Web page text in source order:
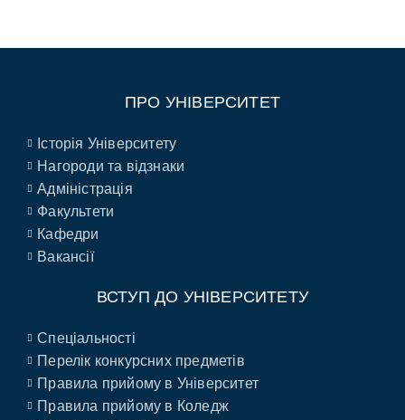
ПРО УНІВЕРСИТЕТ
Історія Університету
Нагороди та відзнаки
Адміністрація
Факультети
Кафедри
Вакансії
ВСТУП ДО УНІВЕРСИТЕТУ
Спеціальності
Перелік конкурсних предметів
Правила прийому в Університет
Правила прийому в Коледж